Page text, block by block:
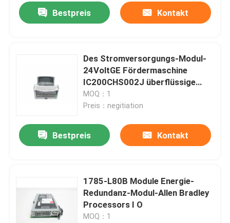
Bestpreis Kontakt
Des Stromversorgungs-Modul-
24VoltGE Fördermaschine
IC200CHS002J überflüssige
Kasten-der Art-I /O
MOQ：1
Preis：negitiation
Bestpreis Kontakt
1785-L80B Module Energie-
Redundanz-Modul-Allen Bradley
Processors I O
MOQ：1